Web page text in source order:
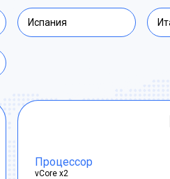
Испания
Процессор
vCore x2